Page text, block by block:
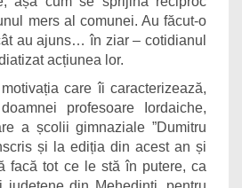
mers al comunei. Au făcut-o
au ajuns… în ziar – cotidianul
acțiunea lor.
care îi caracterizează,
profesoare Iordaiche,
a școlii gimnaziale ”Dumitru
și la ediția din acest an și
facă tot ce le stă în putere, ca